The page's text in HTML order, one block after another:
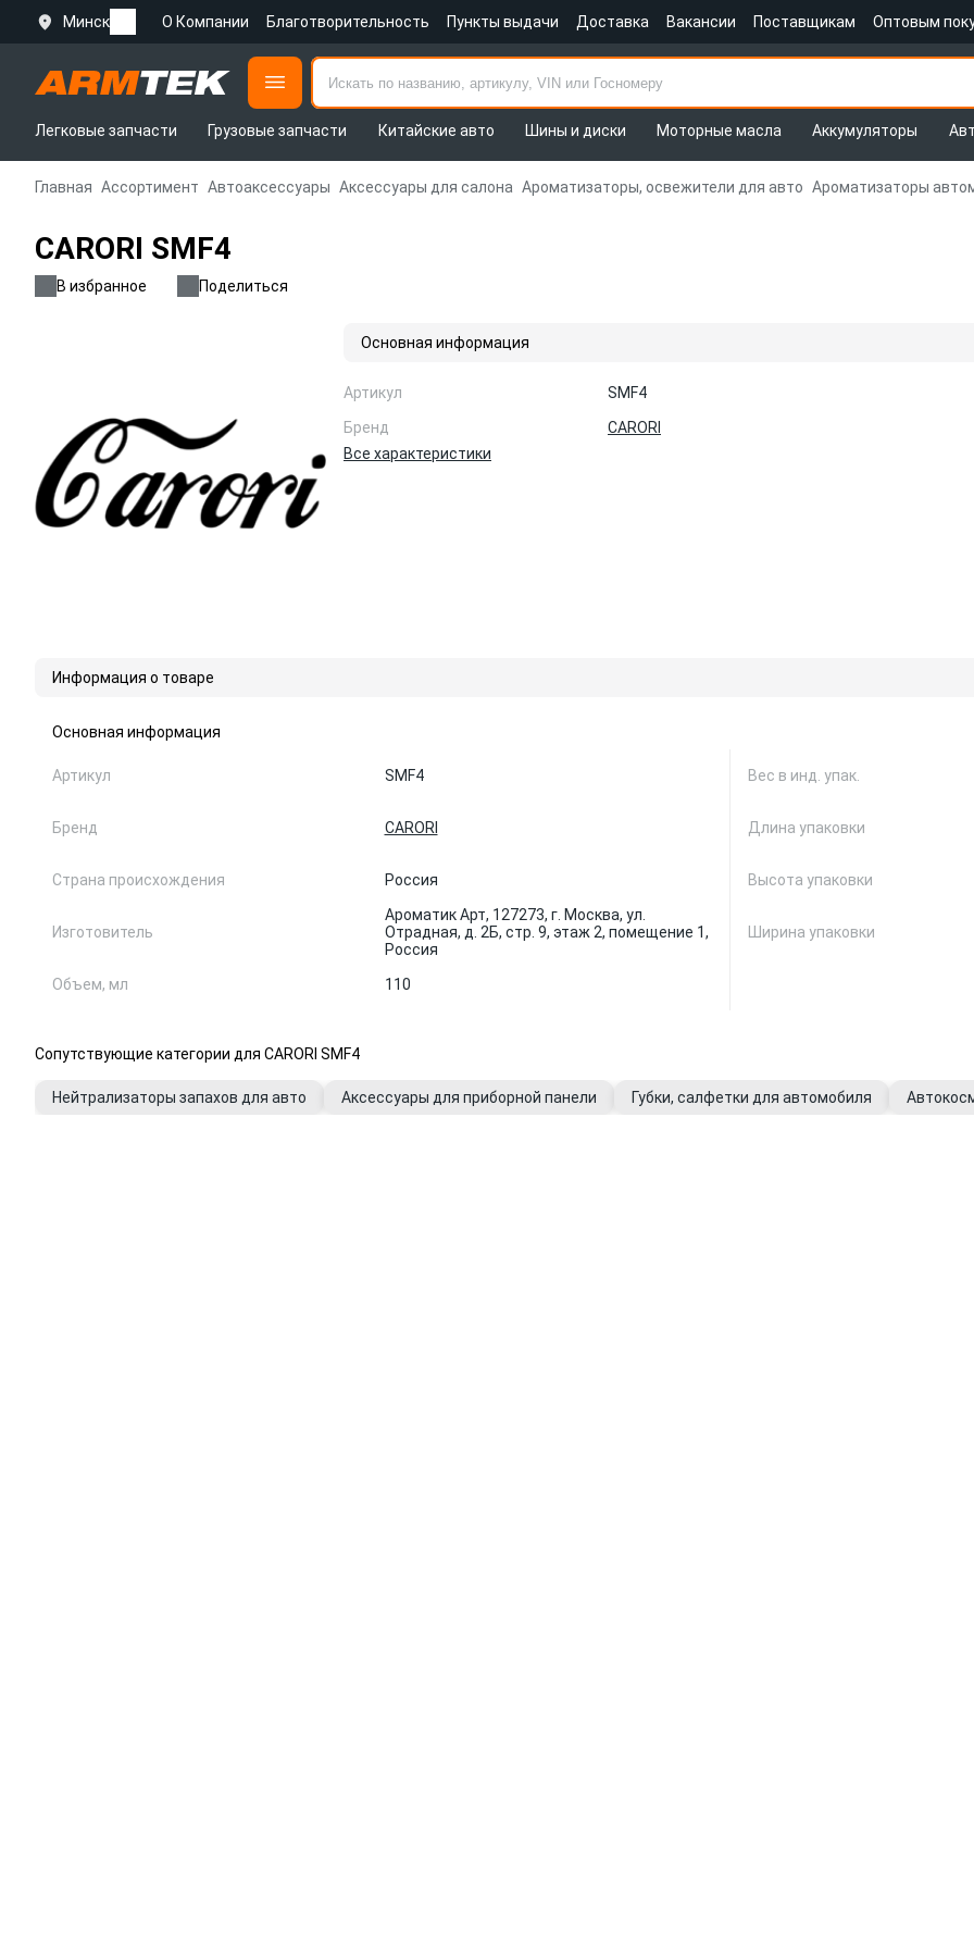
Минск О Компании Благотворительность Пункты выдачи Доставка Вакансии Поставщикам Оптовым
Легковые запчасти
Грузовые запчасти Китайские авто Шины и диски Моторные масла Аккумуляторы
Главная Ассортимент Автоаксессуары Аксессуары для салона Ароматизаторы, освежители для авто Ароматизаторы
CARORI SMF4
В избранное Поделиться
Основная информация
Артикул
SMF4
Бренд
CARORI
Все характеристики
Информация о товаре
Основная информация
Артикул SMF4
Бренд CARORI
Страна происхождения Россия
Изготовитель
Ароматик Арт, 127273, г. Москва, ул.
Отрадная, д. 2Б, стр. 9, этаж 2, помещение 1,
Россия
Объем, мл
110
Вес в инд. упак.
Длина упаковки
Высота упаковки
Ширина упаковки
Сопутствующие категории для CARORI SMF4
Нейтрализаторы запахов для авто Аксессуары для приборной панели Губки, салфетки для автомобиля